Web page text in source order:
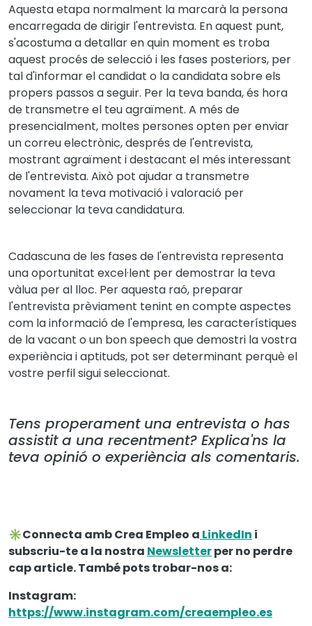
Aquesta etapa normalment la marcarà la persona
encarregada de dirigir l'entrevista. En aquest punt,
s'acostuma a detallar en quin moment es troba
aquest procés de selecció i les fases posteriors, per
tal d'informar el candidat o la candidata sobre els
propers passos a seguir. Per la teva banda, és hora
de transmetre el teu agraïment. A més de
presencialment, moltes persones opten per enviar
un correu electrònic, després de l'entrevista,
mostrant agraïment i destacant el més interessant
de l'entrevista. Això pot ajudar a transmetre
novament la teva motivació i valoració per
seleccionar la teva candidatura.
Cadascuna de les fases de l'entrevista representa
una oportunitat excel·lent per demostrar la teva
vàlua per al lloc. Per aquesta raó, preparar
l'entrevista prèviament tenint en compte aspectes
com la informació de l'empresa, les característiques
de la vacant o un bon speech que demostri la vostra
experiència i aptituds, pot ser determinant perquè el
vostre perfil sigui seleccionat.
Tens properament una entrevista o has
assistit a una recentment? Explica'ns la
teva opinió o experiència als comentaris.
✳️Connecta amb Crea Empleo a LinkedIn i
subscriu-te a la nostra Newsletterper no perdre
cap article. També pots trobar-nos a:
Instagram:
https://www.instagram.com/creaempleo.es